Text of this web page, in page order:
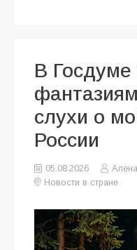
В Госдуме
слухи о
России
05.08.2026
Новости в стране